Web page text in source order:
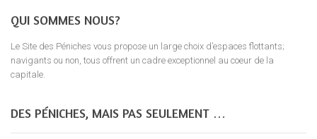
QUI SOMMES NOUS?
Le Site des Péniches vous propose un large choix d’espaces flottants;
navigants ou non, tous offrent un cadre exceptionnel au coeur de la
capitale.
DES PÉNICHES, MAIS PAS SEULEMENT …